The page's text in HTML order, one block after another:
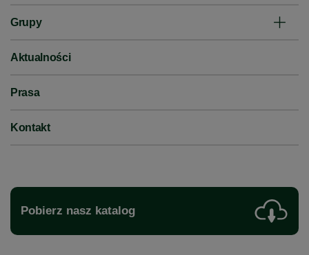
Grupy
Aktualności
Prasa
Kontakt
Pobierz nasz katalog